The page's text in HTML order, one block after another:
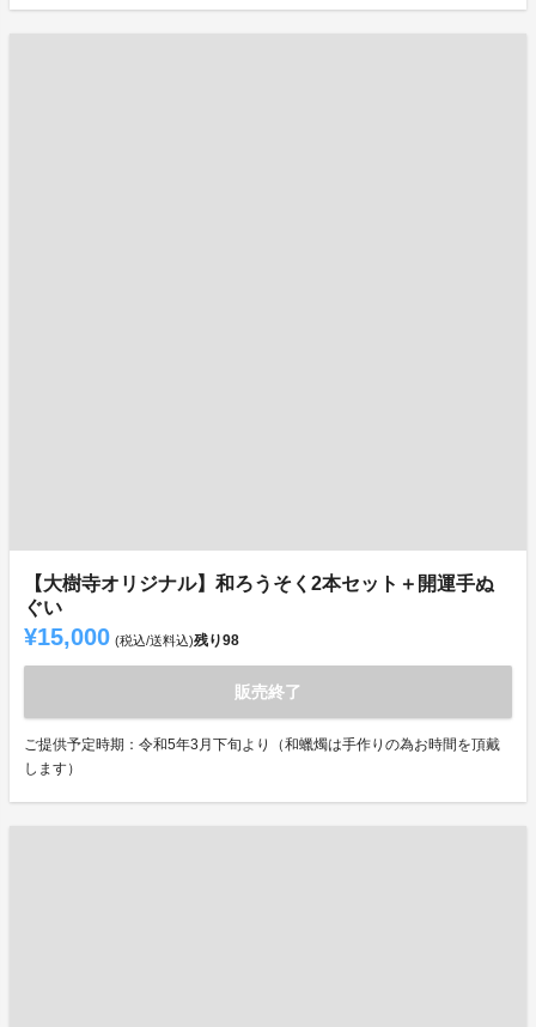
【大樹寺オリジナル】和ろうそく2本セット＋開運手ぬ
ぐい
¥15,000 (税込/送料込)残り98
販売終了
ご提供予定時期：令和5年3月下旬より（和蠟燭は手作りの為お時間を頂戴
します）